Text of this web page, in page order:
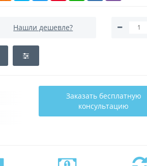
Нашли дешевле?
Заказать бесплатную
консультацию